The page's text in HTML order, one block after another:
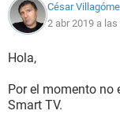
César
2 abr 2019 a las
Hola,
Por el momento no
Smart TV.